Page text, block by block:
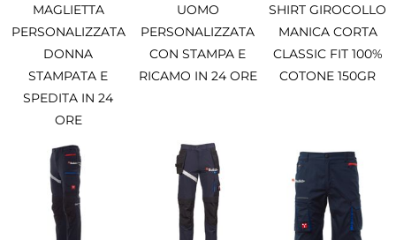
MAGLIETTA
PERSONALIZZATA
DONNA
STAMPATA E
SPEDITA IN 24
ORE
UOMO
PERSONALIZZATA
CON STAMPA E
RICAMO IN 24 ORE
SHIRT GIROCOLLO
MANICA CORTA
CLASSIC FIT 100%
COTONE 150GR